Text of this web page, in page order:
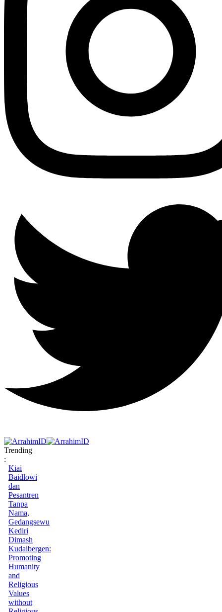
Trending
:
Kiai
Baidlowi
dan
Pesantren
Tanpa
Nama,
Gedangsewu
Kediri
Dimash
Kudaibergen:
Promoting
Humanity
and
Religious
Values
without